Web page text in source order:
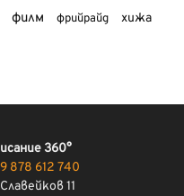
филм фрийрайд хижа
360°
878 612 740
11